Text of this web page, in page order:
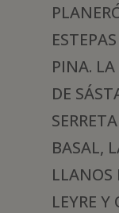
PINA. LA
DE
BASAL,
LLANOS
LEYRE